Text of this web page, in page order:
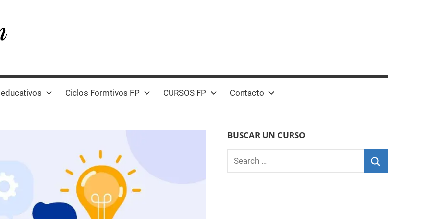
Ciclos Formtivos FP CURSOS FP Contacto
BUSCAR UN CURSO
Search
for: